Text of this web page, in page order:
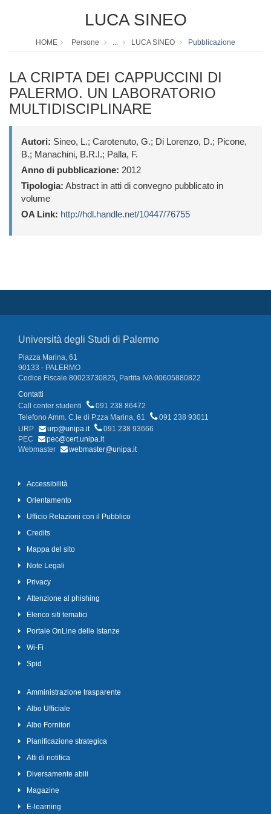
LUCA SINEO
HOME Persone ... LUCA SINEO Pubblicazione
LA CRIPTA DEI CAPPUCCINI DI
PALERMO. UN LABORATORIO
MULTIDISCIPLINARE
Autori: Sineo, L.; Carotenuto, G.; Di Lorenzo, D.; Picone,
B.; Manachini, B.R.I.; Palla, F.
Anno di pubblicazione: 2012
Tipologia: Abstract in atti di convegno pubblicato in
volume
OA Link: http://hdl.handle.net/10447/76755
Università degli Studi di Palermo
Piazza Marina, 61
90133 - PALERMO
Codice Fiscale 80023730825, Partita IVA 00605880822
Contatti
Call center studenti
091 238 86472
Telefono Amm. C.le di P.zza Marina, 61
091 238 93011
URP
urp@unipa.it
091 238 93666
PEC
pec@cert.unipa.it
Webmaster
webmaster@unipa.it
Accessibilità
Orientamento
Ufficio Relazioni con il Pubblico
Credits
Mappa del sito
Note Legali
Privacy
Attenzione al phishing
Elenco siti tematici
Portale OnLine delle Istanze
Wi-Fi
Spid
Amministrazione trasparente
Albo Ufficiale
Albo Fornitori
Pianificazione strategica
Atti di notifica
Diversamente abili
Magazine
E-learning